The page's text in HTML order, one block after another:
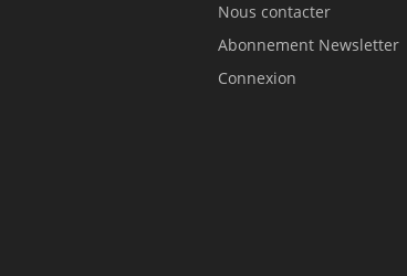
Nous contacter
Abonnement Newsletter
Connexion